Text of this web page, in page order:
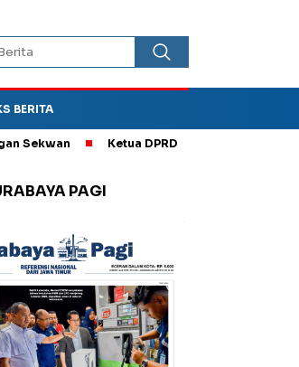
BERITA
Ketua DPRD Kota Madiun Sebut
PAGI